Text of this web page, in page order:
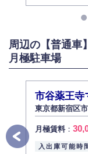
また、個人情報の内
がある場合は適切に対
弊社社員全員が、個人
切に管理するよう社内
株式会社ミコト
周辺の【普通車】
月極駐車場
市谷薬王寺
東京都新宿区
月極賃料：
入出庫可能時